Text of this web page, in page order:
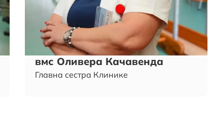
вмс Оливера Качавенда
Главна сестра Клинике